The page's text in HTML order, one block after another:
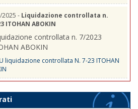
2025 - Liquidazione controllata n.
ITOHAN ABOKIN
controllata n. 7/2023
ABOKIN
liquidazione controllata N. 7-23 ITOHAN